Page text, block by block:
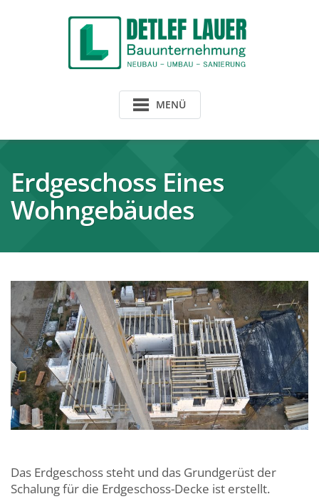
MENÜ
Erdgeschoss Eines
Wohngebäudes
Das Erdgeschoss steht und das Grundgerüst der
Schalung für die Erdgeschoss-Decke ist erstellt.